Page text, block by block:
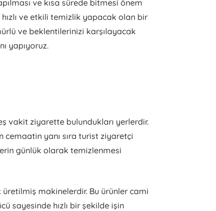
ve kısa sürede bitmesi önem
hızlı ve etkili temizlik yapacak olan bir
ve beklentilerinizi karşılayacak
yapıyoruz.
vakit ziyarette bulundukları yerlerdir.
yanı sıra turist ziyaretçi
günlük olarak temizlenmesi
makinelerdir. Bu ürünler cami
sayesinde hızlı bir şekilde işin